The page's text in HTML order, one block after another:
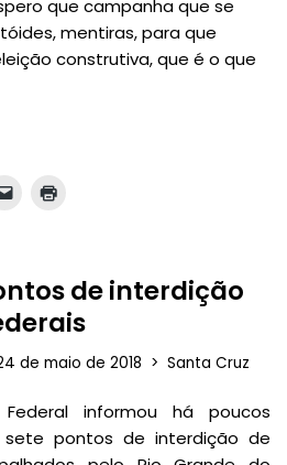
que campanha que se
mentiras, para que
construtiva, que é o que
de interdição
de maio de 2018 Santa Cruz
informou há poucos
pontos de interdição de